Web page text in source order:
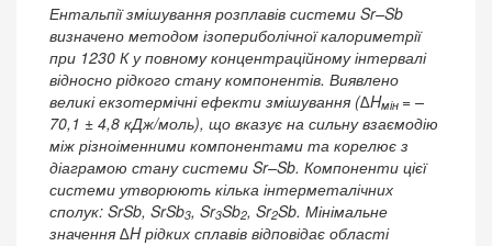
Ентальпії змішування розплавів системи Sr–Sb
визначено методом ізопериболічної калориметрії
при 1230 К у повному концентраційному інтервалі
відносно рідкого стану компонентів. Виявлено
великі екзотермічні ефекти змішування (∆Hмін = –
70,1 ± 4,8 кДж/моль), що вказує на сильну взаємодію
між різноіменними компонентами та корелює з
діаграмою стану системи Sr–Sb. Компоненти цієї
системи утворюють кілька інтерметалічних
сполук: SrSb, SrSb3, Sr3Sb2, Sr2Sb. Мінімальне
значення ∆H рідких сплавів відповідає області